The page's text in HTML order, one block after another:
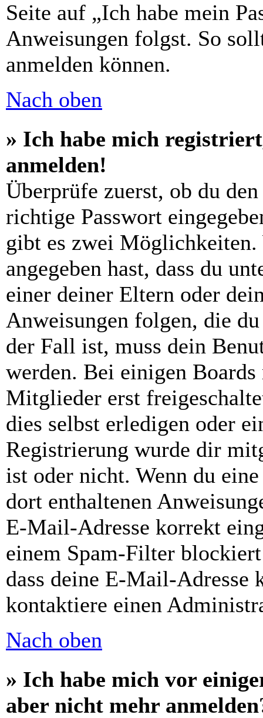
Seite auf „Ich habe mein
Anweisungen folgst. So
anmelden können.
Nach oben
» Ich habe mich
anmelden!
Überprüfe zuerst, ob du
richtige Passwort
gibt es zwei
angegeben hast, dass du
einer deiner Eltern oder
Anweisungen folgen, die
der Fall ist, muss dein
werden. Bei einigen Boards
Mitglieder erst
dies selbst erledigen oder
Registrierung wurde dir
ist oder nicht. Wenn du
dort enthaltenen
E-Mail-Adresse korrekt
einem Spam-Filter
dass deine E-Mail-Adresse
kontaktiere einen
Nach oben
» Ich habe mich vor
aber nicht mehr